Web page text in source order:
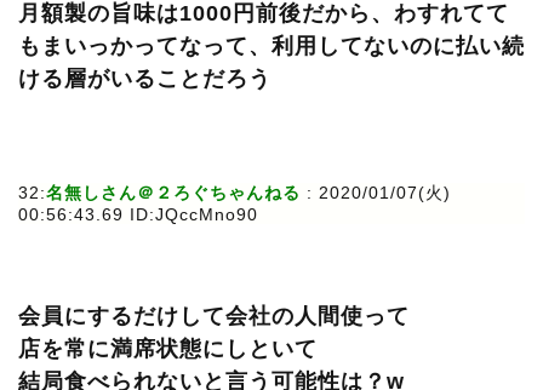
月額製の旨味は1000円前後だから、わすれてて
もまいっかってなって、利用してないのに払い続
ける層がいることだろう
32:名無しさん＠２ろぐちゃんねる : 2020/01/07(火)
00:56:43.69 ID:JQccMno90
会員にするだけして会社の人間使って
店を常に満席状態にしといて
結局食べられないと言う可能性は？w